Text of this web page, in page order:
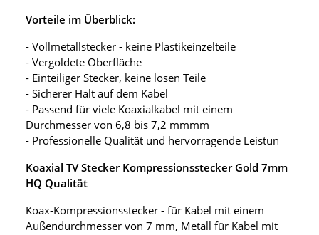
Vorteile im Überblick:
- Vollmetallstecker - keine Plastikeinzelteile
- Vergoldete Oberfläche
- Einteiliger Stecker, keine losen Teile
- Sicherer Halt auf dem Kabel
- Passend für viele Koaxialkabel mit einem
Durchmesser von 6,8 bis 7,2 mmmm
- Professionelle Qualität und hervorragende Leistun
Koaxial TV Stecker Kompressionsstecker Gold 7mm
HQ Qualität
Koax-Kompressionsstecker - für Kabel mit einem
Außendurchmesser von 7 mm, Metall für Kabel mit